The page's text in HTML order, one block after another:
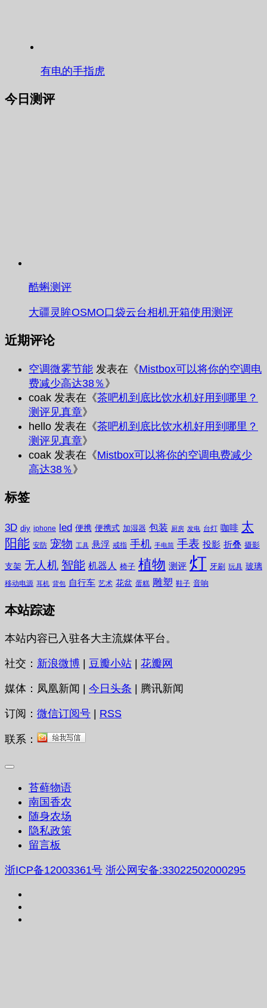
有电的手指虎
今日测评
酷蝌测评
大疆灵眸OSMO口袋云台相机开箱使用测评
近期评论
空调微雾节能 发表在《Mistbox可以将你的空调电
费减少高达38％》
coak 发表在《茶吧机到底比饮水机好用到哪里？
测评见真章》
hello 发表在《茶吧机到底比饮水机好用到哪里？
测评见真章》
coak 发表在《Mistbox可以将你的空调电费减少
高达38％》
标签
3D diy iphone led 便携 便携式 加湿器 包装 厨房 发电 台灯 咖啡 太
阳能 安防 宠物 工具 悬浮 戒指 手机 手电筒 手表 投影 折叠 摄影
支架 无人机 智能 机器人 椅子 植物 测评 灯 牙刷 玩具 玻璃
移动电源 耳机 背包 自行车 艺术 花盆 蛋糕 雕塑 鞋子 音响
本站踪迹
本站内容已入驻各大主流媒体平台。
社交： 新浪微博 豆瓣小站 花瓣网
媒体：凤凰新闻 | 今日头条 | 腾讯新闻
订阅： 微信订阅号 RSS
联系：
苔藓物语
南国香农
随身农场
隐私政策
留言板
浙ICP备12003361号 浙公网安备:33022502000295